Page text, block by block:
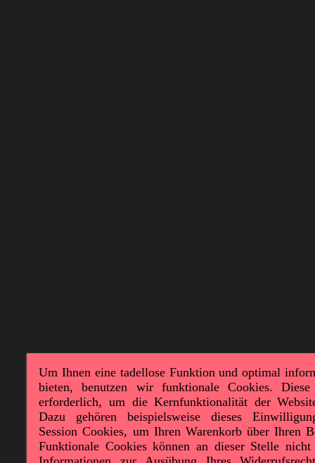
Um Ihnen eine tadellose Funktion und optimal
bieten, benutzen wir funktionale Cookies. Diese
erforderlich, um die Kernfunktionalität der
Dazu gehören beispielsweise dieses
Session Cookies, um Ihren Warenkorb über Ihren
Funktionale Cookies können an dieser Stelle